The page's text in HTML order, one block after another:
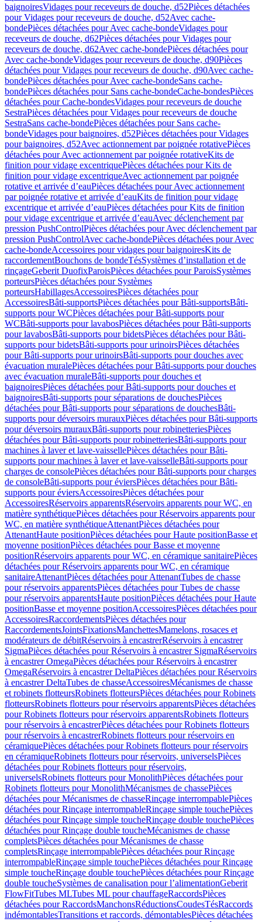
baignoiresVidages pour receveurs de douche, d52Pièces détachées
pour Vidages pour receveurs de douche, d52Avec cache-
bondePièces détachées pour Avec cache-bondeVidages pour
receveurs de douche, d62Pièces détachées pour Vidages pour
receveurs de douche, d62Avec cache-bondePièces détachées pour
Avec cache-bondeVidages pour receveurs de douche, d90Pièces
détachées pour Vidages pour receveurs de douche, d90Avec cache-
bondePièces détachées pour Avec cache-bondeSans cache-
bondePièces détachées pour Sans cache-bondeCache-bondesPièces
détachées pour Cache-bondesVidages pour receveurs de douche
SestraPièces détachées pour Vidages pour receveurs de douche
SestraSans cache-bondePièces détachées pour Sans cache-
bondeVidages pour baignoires, d52Pièces détachées pour Vidages
pour baignoires, d52Avec actionnement par poignée rotativePièces
détachées pour Avec actionnement par poignée rotativeKits de
finition pour vidage excentriquePièces détachées pour Kits de
finition pour vidage excentriqueAvec actionnement par poignée
rotative et arrivée d’eauPièces détachées pour Avec actionnement
par poignée rotative et arrivée d’eauKits de finition pour vidage
excentrique et arrivée d’eauPièces détachées pour Kits de finition
pour vidage excentrique et arrivée d’eauAvec déclenchement par
pression PushControlPièces détachées pour Avec déclenchement par
pression PushControlAvec cache-bondePièces détachées pour Avec
cache-bondeAccessoires pour vidages pour baignoiresKits de
raccordementBouchons de bondeTésSystèmes d’installation et de
rinçageGeberit DuofixParoisPièces détachées pour ParoisSystèmes
porteursPièces détachées pour Systèmes
porteursHabillagesAccessoiresPièces détachées pour
AccessoiresBâti-supportsPièces détachées pour Bâti-supportsBâti-
supports pour WCPièces détachées pour Bâti-supports pour
WCBâti-supports pour lavabosPièces détachées pour Bâti-supports
pour lavabosBâti-supports pour bidetsPièces détachées pour Bâti-
supports pour bidetsBâti-supports pour urinoirsPièces détachées
pour Bâti-supports pour urinoirsBâti-supports pour douches avec
évacuation muralePièces détachées pour Bâti-supports pour douches
avec évacuation muraleBâti-supports pour douches et
baignoiresPièces détachées pour Bâti-supports pour douches et
baignoiresBâti-supports pour séparations de douchesPièces
détachées pour Bâti-supports pour séparations de douchesBâti-
supports pour déversoirs murauxPièces détachées pour Bâti-supports
pour déversoirs murauxBâti-supports pour robinetteriesPièces
détachées pour Bâti-supports pour robinetteriesBâti-supports pour
machines à laver et lave-vaissellePièces détachées pour Bâti-
supports pour machines à laver et lave-vaisselleBâti-supports pour
charges de consolePièces détachées pour Bâti-supports pour charges
de consoleBâti-supports pour éviersPièces détachées pour Bâti-
supports pour éviersAccessoiresPièces détachées pour
AccessoiresRéservoirs apparentsRéservoirs apparents pour WC, en
matière synthétiquePièces détachées pour Réservoirs apparents pour
WC, en matière synthétiqueAttenantPièces détachées pour
AttenantHaute positionPièces détachées pour Haute positionBasse et
moyenne positionPièces détachées pour Basse et moyenne
positionRéservoirs apparents pour WC, en céramique sanitairePièces
détachées pour Réservoirs apparents pour WC, en céramique
sanitaireAttenantPièces détachées pour AttenantTubes de chasse
pour réservoirs apparentsPièces détachées pour Tubes de chasse
pour réservoirs apparentsHaute positionPièces détachées pour Haute
positionBasse et moyenne positionAccessoiresPièces détachées pour
AccessoiresRaccordementsPièces détachées pour
RaccordementsJointsFixationsManchettesMamelons, rosaces et
modérateurs de débitRéservoirs à encastrerRéservoirs à encastrer
SigmaPièces détachées pour Réservoirs à encastrer SigmaRéservoirs
à encastrer OmegaPièces détachées pour Réservoirs à encastrer
OmegaRéservoirs à encastrer DeltaPièces détachées pour Réservoirs
à encastrer DeltaTubes de chasseAccessoiresMécanismes de chasse
et robinets flotteursRobinets flotteursPièces détachées pour Robinets
flotteursRobinets flotteurs pour réservoirs apparentsPièces détachées
pour Robinets flotteurs pour réservoirs apparentsRobinets flotteurs
pour réservoirs à encastrerPièces détachées pour Robinets flotteurs
pour réservoirs à encastrerRobinets flotteurs pour réservoirs en
céramiquePièces détachées pour Robinets flotteurs pour réservoirs
en céramiqueRobinets flotteurs pour réservoirs, universelsPièces
détachées pour Robinets flotteurs pour réservoirs,
universelsRobinets flotteurs pour MonolithPièces détachées pour
Robinets flotteurs pour MonolithMécanismes de chassePièces
détachées pour Mécanismes de chasseRinçage interrompablePièces
détachées pour Rinçage interrompableRinçage simple touchePièces
détachées pour Rinçage simple toucheRinçage double touchePièces
détachées pour Rinçage double toucheMécanismes de chasse
completsPièces détachées pour Mécanismes de chasse
completsRinçage interrompablePièces détachées pour Rinçage
interrompableRinçage simple touchePièces détachées pour Rinçage
simple toucheRinçage double touchePièces détachées pour Rinçage
double toucheSystèmes de canalisation pour l’alimentationGeberit
FlowFitTubes MLTubes ML pour chauffageRaccordsPièces
détachées pour RaccordsManchonsRéductionsCoudesTésRaccords
indémontablesTransitions et raccords, démontablesPièces détachées